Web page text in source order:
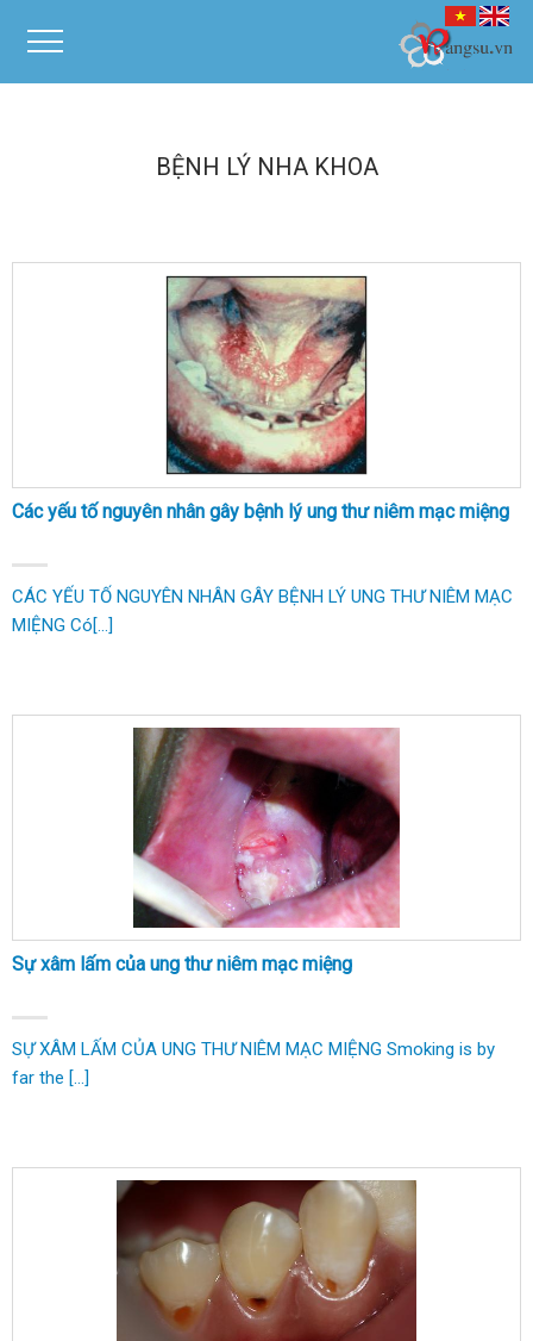
BỆNH LÝ NHA KHOA
Các yếu tố nguyên nhân gây bệnh lý ung thư niêm mạc miệng
CÁC YẾU TỐ NGUYÊN NHÂN GÂY BỆNH LÝ UNG THƯ NIÊM MẠC
MIỆNG Có[...]
Sự xâm lấm của ung thư niêm mạc miệng
SỰ XÂM LẤM CỦA UNG THƯ NIÊM MẠC MIỆNG Smoking is by
far the [...]